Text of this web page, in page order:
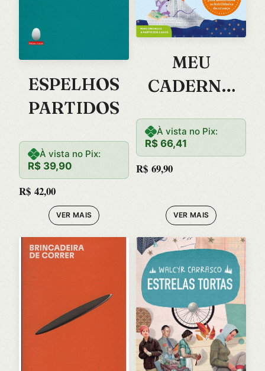
ESPELHOS
PARTIDOS
À vista no Pix:
R$ 39,90
R$ 42,00
VER MAIS
MEU
CADERNO
ATIVIDADES
DE
MATEMATIC
A
À vista no Pix:
R$ 66,41
R$ 69,90
VER MAIS